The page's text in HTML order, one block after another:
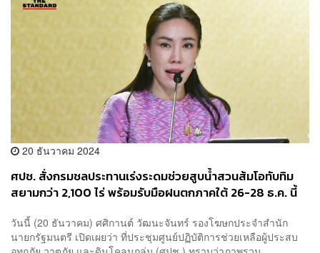
20 ธันวาคม 2024
ศปช. สั่งกรมชลประทานเร่งระดมช่วยสูบน้ำสวนส้มโอทับทิม
สยามกว่า 2,100 ไร่ พร้อมรับมือฝนตกภาคใต้ 26-28 ธ.ค. นี้
วันนี้ (20 ธันวาคม) ศศิกานต์ วัฒนะจันทร์ รองโฆษกประจำสำนัก
นายกรัฐมนตรี เปิดเผยว่า ที่ประชุมศูนย์ปฏิบัติการช่วยเหลือผู้ประสบ